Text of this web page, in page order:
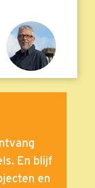
En blijf
en